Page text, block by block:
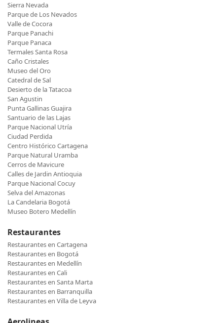
Sierra Nevada
Parque de Los Nevados
Valle de Cocora
Parque Panachi
Parque Panaca
Termales Santa Rosa
Caño Cristales
Museo del Oro
Catedral de Sal
Desierto de la Tatacoa
San Agustin
Punta Gallinas Guajira
Santuario de las Lajas
Parque Nacional Utría
Ciudad Perdida
Centro Histórico Cartagena
Parque Natural Uramba
Cerros de Mavicure
Calles de Jardin Antioquia
Parque Nacional Cocuy
Selva del Amazonas
La Candelaria Bogotá
Museo Botero Medellín
Restaurantes
Restaurantes en Cartagena
Restaurantes en Bogotá
Restaurantes en Medellín
Restaurantes en Cali
Restaurantes en Santa Marta
Restaurantes en Barranquilla
Restaurantes en Villa de Leyva